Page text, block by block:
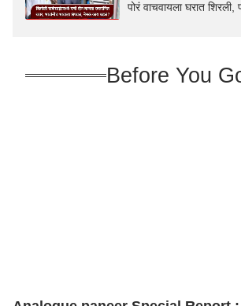
पोरं वाचवायला घरात
Before You